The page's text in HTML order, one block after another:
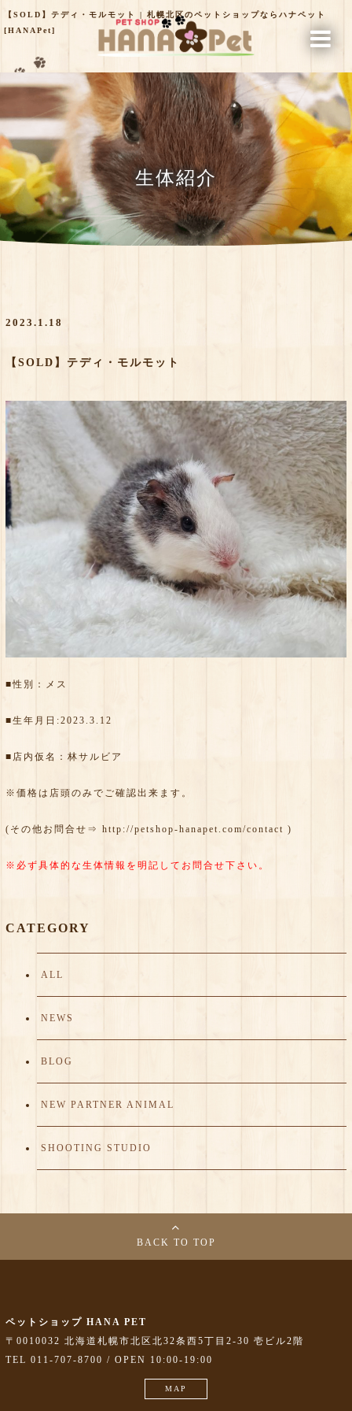
【SOLD】テディ・モルモット | 札幌北区のペットショップならハナペット
[HANAPet]
生体紹介
2023.1.18
【SOLD】テディ・モルモット
■性別：メス
■生年月日:2023.3.12
■店内仮名：林サルビア
※価格は店頭のみでご確認出来ます。
(その他お問合せ⇒ http://petshop-hanapet.com/contact )
※必ず具体的な生体情報を明記してお問合せ下さい。
CATEGORY
ALL
NEWS
BLOG
NEW PARTNER ANIMAL
SHOOTING STUDIO
BACK TO TOP
ペットショップ HANA PET
〒0010032 北海道札幌市北区北32条西5丁目2-30 壱ビル2階
TEL 011-707-8700 / OPEN 10:00-19:00
MAP